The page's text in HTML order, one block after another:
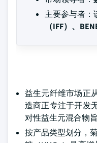
主要参与者：
（IFF）、
益生元纤维市场正
造商正专注于开发
对性益生元混合物
按产品类型划分，